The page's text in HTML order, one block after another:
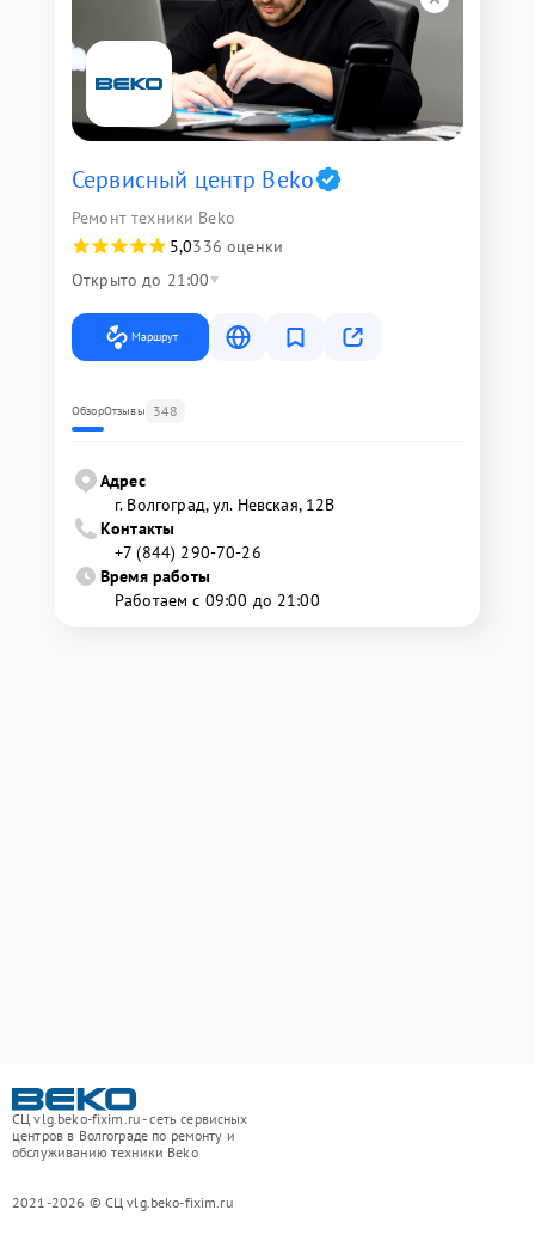
Сервисный центр Beko
Ремонт техники Beko
5,0336 оценки
Открыто до 21:00
Маршрут
ОбзорОтзывы 348
Адрес
г. Волгоград, ул. Невская, 12В
Контакты
+7 (844) 290-70-26
Время работы
Работаем с 09:00 до 21:00
СЦ vlg.beko-fixim.ru - сеть сервисных
центров в Волгограде по ремонту и
обслуживанию техники Beko
2021-2026 © СЦ vlg.beko-fixim.ru